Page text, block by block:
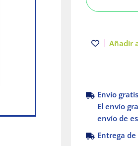
Azul
Añadir
Envío
El envío
envío de
Entrega